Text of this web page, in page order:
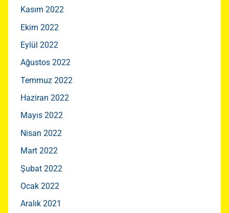
Kasım 2022
Ekim 2022
Eylül 2022
Ağustos 2022
Temmuz 2022
Haziran 2022
Mayıs 2022
Nisan 2022
Mart 2022
Şubat 2022
Ocak 2022
Aralık 2021